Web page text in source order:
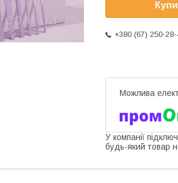
+380 (67) 250-
У компанії
будь-який товар